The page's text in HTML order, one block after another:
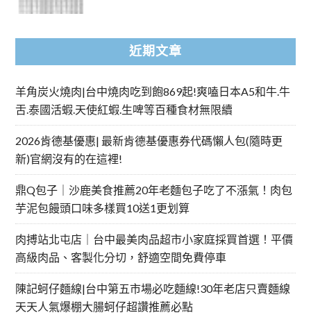
近期文章
羊角炭火燒肉|台中燒肉吃到飽869起!爽嗑日本A5和牛.牛
舌.泰國活蝦.天使紅蝦.生啤等百種食材無限續
2026肯德基優惠| 最新肯德基優惠券代碼懶人包(隨時更
新)官網沒有的在這裡!
鼎Q包子｜沙鹿美食推薦20年老麵包子吃了不漲氣！肉包
芋泥包饅頭口味多樣買10送1更划算
肉搏站北屯店｜台中最美肉品超市小家庭採買首選！平價
高級肉品、客製化分切，舒適空間免費停車
陳記蚵仔麵線|台中第五市場必吃麵線!30年老店只賣麵線
天天人氣爆棚大腸蚵仔超讚推薦必點